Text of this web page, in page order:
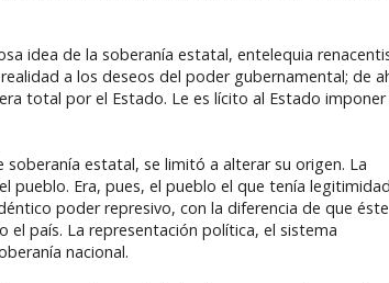
idea de la soberanía estatal, entelequia
a los deseos del poder gubernamental; de
total por el Estado. Le es lícito al Estado imponer
estatal, se limitó a alterar su origen. La
pueblo. Era, pues, el pueblo el que tenía
poder represivo, con la diferencia de que éste
país. La representación política, el sistema
nacional.